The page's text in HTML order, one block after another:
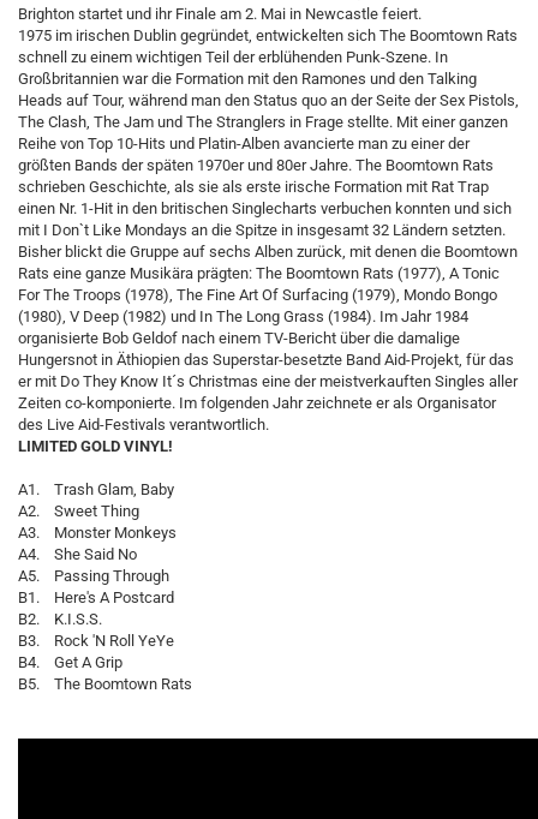
Brighton startet und ihr Finale am 2. Mai in Newcastle feiert.
1975 im irischen Dublin gegründet, entwickelten sich The Boomtown Rats
schnell zu einem wichtigen Teil der erblühenden Punk-Szene. In
Großbritannien war die Formation mit den Ramones und den Talking
Heads auf Tour, während man den Status quo an der Seite der Sex Pistols,
The Clash, The Jam und The Stranglers in Frage stellte. Mit einer ganzen
Reihe von Top 10-Hits und Platin-Alben avancierte man zu einer der
größten Bands der späten 1970er und 80er Jahre. The Boomtown Rats
schrieben Geschichte, als sie als erste irische Formation mit Rat Trap
einen Nr. 1-Hit in den britischen Singlecharts verbuchen konnten und sich
mit I Don`t Like Mondays an die Spitze in insgesamt 32 Ländern setzten.
Bisher blickt die Gruppe auf sechs Alben zurück, mit denen die Boomtown
Rats eine ganze Musikära prägten: The Boomtown Rats (1977), A Tonic
For The Troops (1978), The Fine Art Of Surfacing (1979), Mondo Bongo
(1980), V Deep (1982) und In The Long Grass (1984). Im Jahr 1984
organisierte Bob Geldof nach einem TV-Bericht über die damalige
Hungersnot in Äthiopien das Superstar-besetzte Band Aid-Projekt, für das
er mit Do They Know It´s Christmas eine der meistverkauften Singles aller
Zeiten co-komponierte. Im folgenden Jahr zeichnete er als Organisator
des Live Aid-Festivals verantwortlich.
LIMITED GOLD VINYL!
A1. Trash Glam, Baby
A2. Sweet Thing
A3. Monster Monkeys
A4. She Said No
A5. Passing Through
B1. Here's A Postcard
B2. K.I.S.S.
B3. Rock 'N Roll YeYe
B4. Get A Grip
B5. The Boomtown Rats